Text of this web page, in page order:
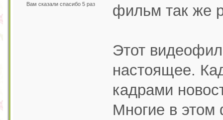
Вам сказали спасибо 5 раз
фильм так же
Этот
настоящее.
кадрами
Многие в этом